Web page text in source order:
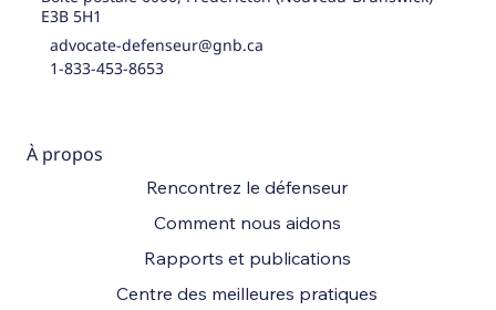
E3B 5H1
advocate-defenseur@gnb.ca
1-833-453-8653
À propos
Rencontrez le défenseur
Comment nous aidons
Rapports et publications
Centre des meilleures pratiques